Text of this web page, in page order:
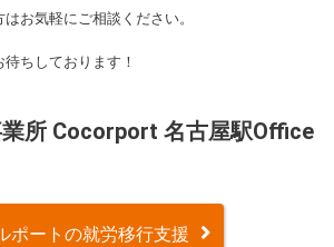
お気軽にご相談ください。
ちしております！
所 Cocorport 名古屋駅Office
ポートの就労移行支援